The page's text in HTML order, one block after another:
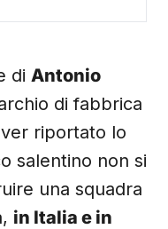
di Antonio
di fabbrica
riportato lo
salentino non si
una squadra
in Italia e in